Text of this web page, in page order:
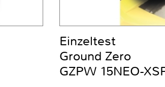
Einzeltest
Ground Zero
GZPW 15NEO-